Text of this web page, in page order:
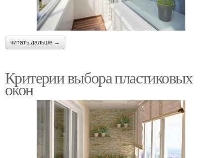
читать дальше →
Критерии выбора пластиковых
окон